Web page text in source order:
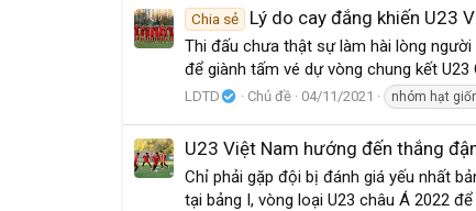
Chia sẻ Lý do cay đắng khiến U23
Thi đấu chưa thật sự làm hài lòng
để giành tấm vé dự vòng chung kết
LDTD Chủ đề 04/11/2021 nhóm hạt
U23 Việt Nam hướng đến thắng
Chỉ phải gặp đội bị đánh giá yếu nhất
tại bảng I, vòng loại U23 châu Á 2022